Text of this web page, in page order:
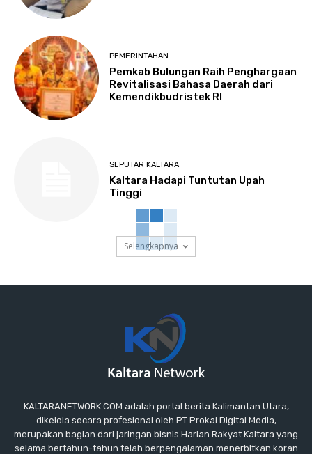
PEMERINTAHAN
Pemkab Bulungan Raih Penghargaan
Revitalisasi Bahasa Daerah dari
Kemendikbudristek RI
SEPUTAR KALTARA
Kaltara Hadapi Tuntutan Upah
Tinggi
Selengkapnya
KALTARANETWORK.COM adalah portal berita Kalimantan Utara,
dikelola secara profesional oleh PT Prokal Digital Media,
merupakan bagian dari jaringan bisnis Harian Rakyat Kaltara yang
selama bertahun-tahun telah berpengalaman menerbitkan koran